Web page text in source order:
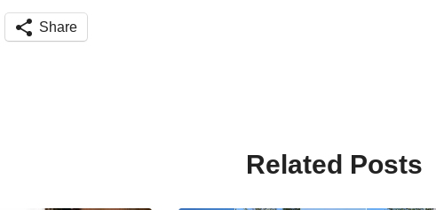
Share
Related Posts